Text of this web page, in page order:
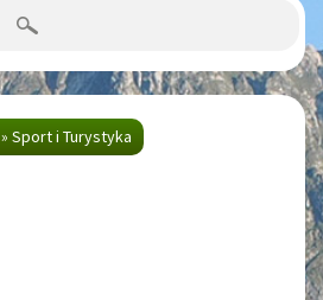
» Sport i Turystyka